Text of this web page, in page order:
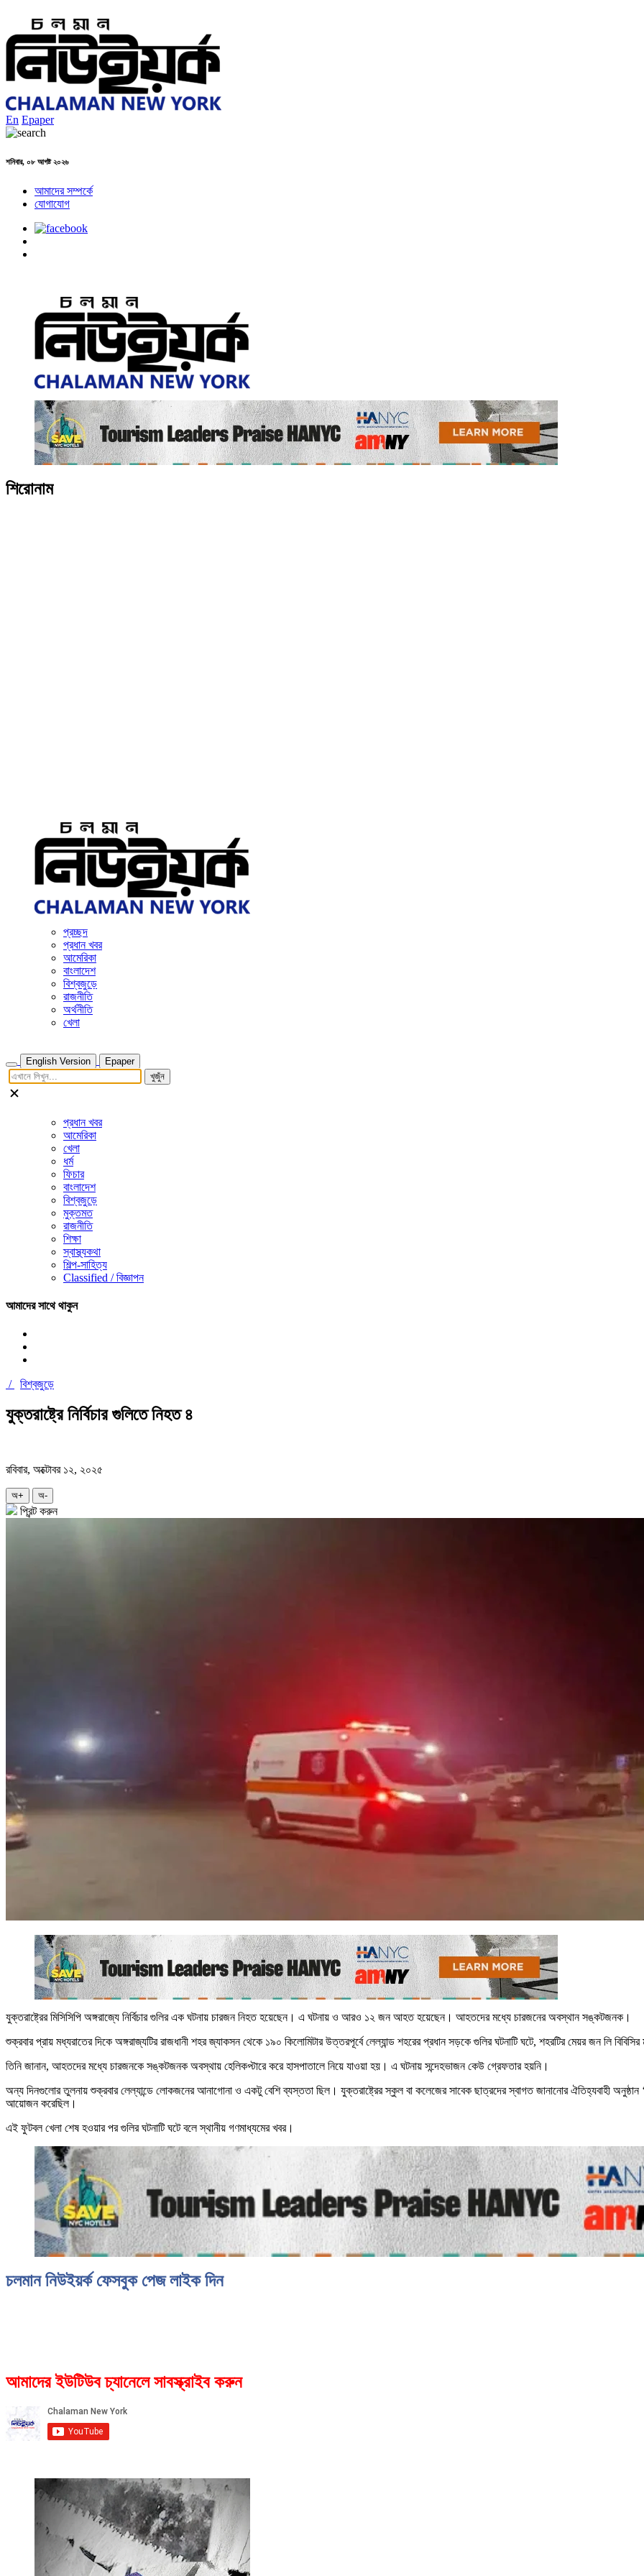
En Epaper
শনিবার, ০৮ আগষ্ট ২০২৬
আমাদের সম্পর্কে
যোগাযোগ
শিরোনাম
প্রচ্ছদ
প্রধান খবর
আমেরিকা
বাংলাদেশ
বিশ্বজুড়ে
রাজনীতি
অর্থনীতি
খেলা
English Version
Epaper
খুজুঁন
প্রধান খবর
আমেরিকা
খেলা
ধর্ম
ফিচার
বাংলাদেশ
বিশ্বজুড়ে
মুক্তমত
রাজনীতি
শিক্ষা
স্বাস্থ্যকথা
শিল্প-সাহিত্য
Classified / বিজ্ঞাপন
আমাদের সাথে থাকুন
/ বিশ্বজুড়ে
যুক্তরাষ্ট্রে নির্বিচার গুলিতে নিহত ৪
রবিবার, অক্টোবর ১২, ২০২৫
অ+ অ-
প্রিন্ট করুন
যুক্তরাষ্ট্রের মিসিসিপি অঙ্গরাজ্যে নির্বিচার গুলির এক ঘটনায় চারজন নিহত হয়েছেন। এ ঘটনায় ও আরও ১২ জন আহত হয়েছেন। আহতদের মধ্যে চারজনের অবস্থান সঙ্কটজনক।
শুক্রবার প্রায় মধ্যরাতের দিকে অঙ্গরাজ্যটির রাজধানী শহর জ্যাকসন থেকে ১৯০ কিলোমিটার উত্তরপূর্বে লেল্যান্ড শহরের প্রধান সড়কে গুলির ঘটনাটি ঘটে, শহরটির মেয়র জন লি বিবিসির
তিনি জানান, আহতদের মধ্যে চারজনকে সঙ্কটজনক অবস্থায় হেলিকপ্টারে করে হাসপাতালে নিয়ে যাওয়া হয়। এ ঘটনায় সন্দেহভাজন কেউ গ্রেফতার হয়নি।
অন্য দিনগুলোর তুলনায় শুক্রবার লেল্যান্ডে লোকজনের আনাগোনা ও একটু বেশি ব্যস্ততা ছিল। যুক্তরাষ্ট্রের স্কুল বা কলেজের সাবেক ছাত্রদের স্বাগত জানানোর ঐতিহ্যবাহী
আয়োজন করেছিল।
এই ফুটবল খেলা শেষ হওয়ার পর গুলির ঘটনাটি ঘটে বলে স্থানীয় গণমাধ্যমের খবর।
চলমান নিউইয়র্ক ফেসবুক পেজ লাইক দিন
আমাদের ইউটিউব চ্যানেলে সাবস্ক্রাইব করুন